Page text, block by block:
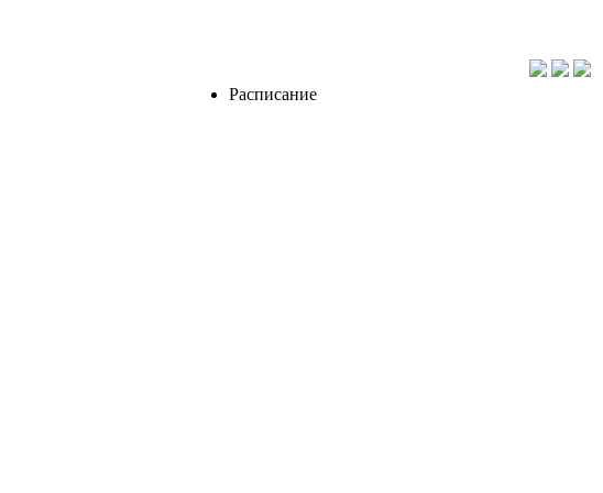
Расписание